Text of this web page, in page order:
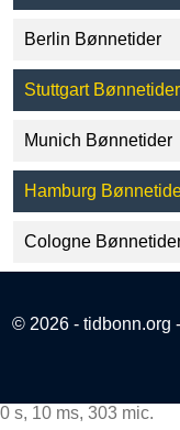
Berlin Bønnetider
Stuttgart Bønnetider
Munich Bønnetider
Hamburg
Cologne
© 2026 - tidbonn.org -
0 s, 10 ms, 303 mic.